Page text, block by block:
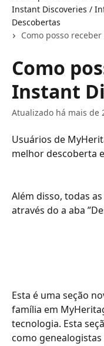
Instant Discoveries /
Descobertas
Como posso
Como
Instant
Atualizado há mais de
Usuários de
melhor descoberta
Além disso, todas
através do a aba
Esta é uma seção
família em
tecnologia. Esta
como